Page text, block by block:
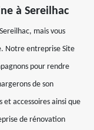
à Sereilhac
mais vous
Notre entreprise Site
pour rendre
de son
accessoires ainsi que
de rénovation